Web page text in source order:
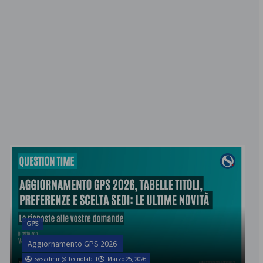
GPS
Aggiornamento GPS 2026
sysadmin@itecnolab.it Marzo 25, 2026